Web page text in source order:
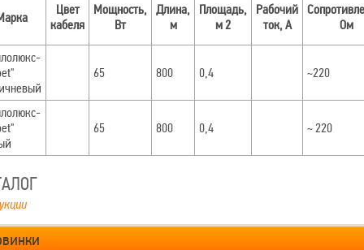
Цвет
кабеля
Мощность,
Вт
Длина,
м
Площадь,
м 2
Рабочий
ток, А
Ом
65 800 0,4 ~220
65 800 0,4 ~ 220